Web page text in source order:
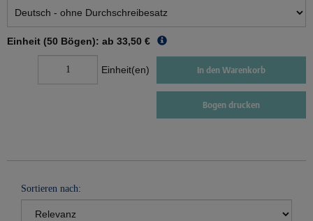
Einheit (50 Bögen): ab 33,50 €
Einheit(en) In den Warenkorb
Bogen drucken
Sortieren nach: